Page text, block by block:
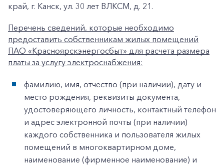
край, г. Канск, ул. 30 лет ВЛКСМ, д. 21.
Перечень сведений, которые необходимо
предоставить собственникам жилых помещений
ПАО «Красноярскэнергосбыт» для расчета размера
платы за услугу электроснабжения:
фамилию, имя, отчество (при наличии), дату и
место рождения, реквизиты документа,
удостоверяющего личность, контактный телефон
и адрес электронной почты (при наличии)
каждого собственника и пользователя жилых
помещений в многоквартирном доме,
наименование (фирменное наименование) и